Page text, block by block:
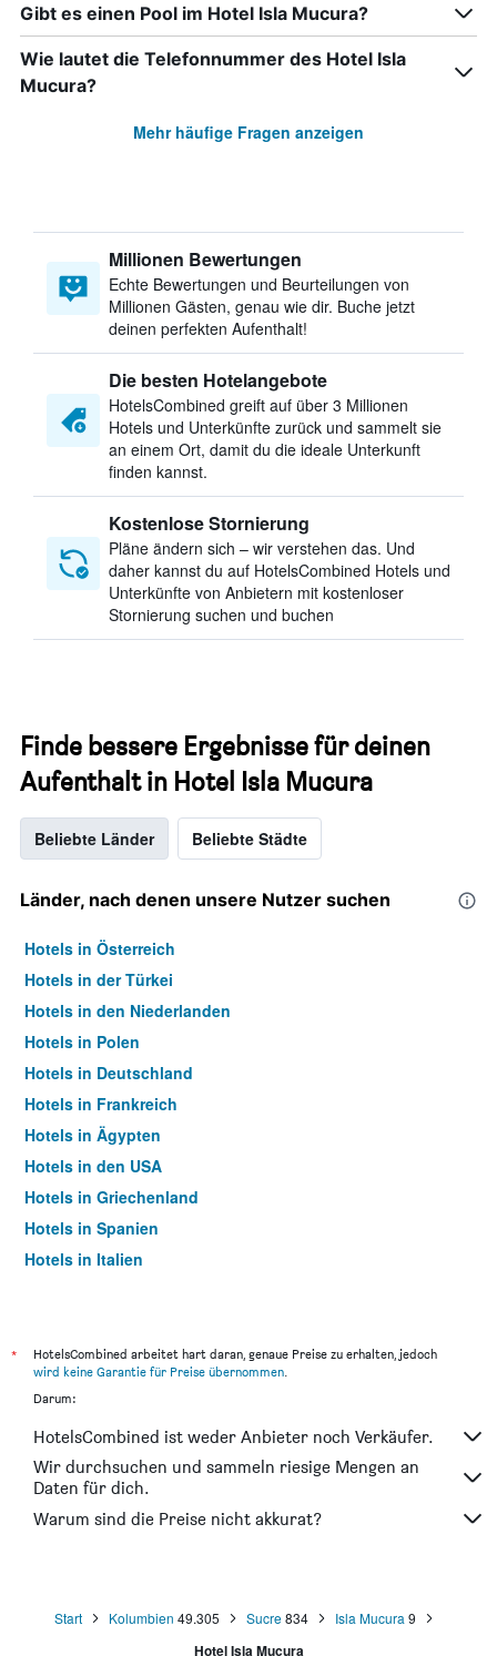
Gibt es einen Pool im Hotel Isla Mucura?
Wie lautet die Telefonnummer des Hotel Isla
Mucura?
Mehr häufige Fragen anzeigen
Millionen Bewertungen
Echte Bewertungen und Beurteilungen von
Millionen Gästen, genau wie dir. Buche jetzt
deinen perfekten Aufenthalt!
Die besten Hotelangebote
HotelsCombined greift auf über 3 Millionen
Hotels und Unterkünfte zurück und sammelt sie
an einem Ort, damit du die ideale Unterkunft
finden kannst.
Kostenlose Stornierung
Pläne ändern sich – wir verstehen das. Und
daher kannst du auf HotelsCombined Hotels und
Unterkünfte von Anbietern mit kostenloser
Stornierung suchen und buchen
Finde bessere Ergebnisse für deinen
Aufenthalt in Hotel Isla Mucura
Beliebte Länder Beliebte Städte
Länder, nach denen unsere Nutzer suchen
Hotels in Österreich
Hotels in der Türkei
Hotels in den Niederlanden
Hotels in Polen
Hotels in Deutschland
Hotels in Frankreich
Hotels in Ägypten
Hotels in den USA
Hotels in Griechenland
Hotels in Spanien
Hotels in Italien
*
HotelsCombined arbeitet hart daran, genaue Preise zu erhalten, jedoch
wird keine Garantie für Preise übernommen.
Darum:
HotelsCombined ist weder Anbieter noch Verkäufer.
Wir durchsuchen und sammeln riesige Mengen an
Daten für dich.
Warum sind die Preise nicht akkurat?
Start Kolumbien 49.305 Sucre834 Isla Mucura 9
Hotel Isla Mucura